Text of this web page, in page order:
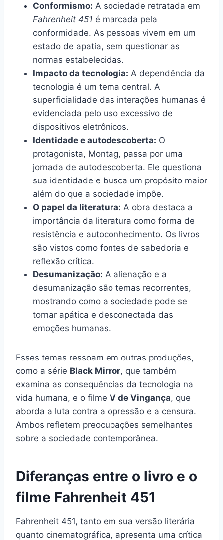
Conformismo: A sociedade retratada em
Fahrenheit 451 é marcada pela
conformidade. As pessoas vivem em um
estado de apatia, sem questionar as
normas estabelecidas.
Impacto da tecnologia: A dependência da
tecnologia é um tema central. A
superficialidade das interações humanas é
evidenciada pelo uso excessivo de
dispositivos eletrônicos.
Identidade e autodescoberta: O
protagonista, Montag, passa por uma
jornada de autodescoberta. Ele questiona
sua identidade e busca um propósito maior
além do que a sociedade impõe.
O papel da literatura: A obra destaca a
importância da literatura como forma de
resistência e autoconhecimento. Os livros
são vistos como fontes de sabedoria e
reflexão crítica.
Desumanização: A alienação e a
desumanização são temas recorrentes,
mostrando como a sociedade pode se
tornar apática e desconectada das
emoções humanas.
Esses temas ressoam em outras produções,
como a série Black Mirror, que também
examina as consequências da tecnologia na
vida humana, e o filme V de Vingança, que
aborda a luta contra a opressão e a censura.
Ambos refletem preocupações semelhantes
sobre a sociedade contemporânea.
Diferanças entre o livro e o
filme Fahrenheit 451
Fahrenheit 451, tanto em sua versão literária
quanto cinematográfica, apresenta uma crítica